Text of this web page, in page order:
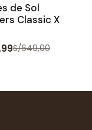
de Sol
Classic X
S/649,00